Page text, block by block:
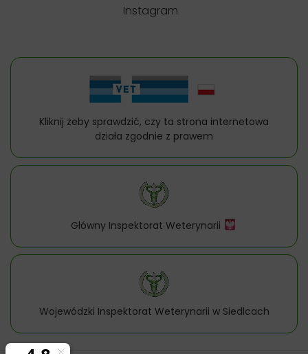
Instagram
Kliknij żeby sprawdzić, czy ta strona internetowa
działa zgodnie z prawem
Główny Inspektorat Weterynarii
Wojewódzki Inspektorat Weterynarii w Siedlcach